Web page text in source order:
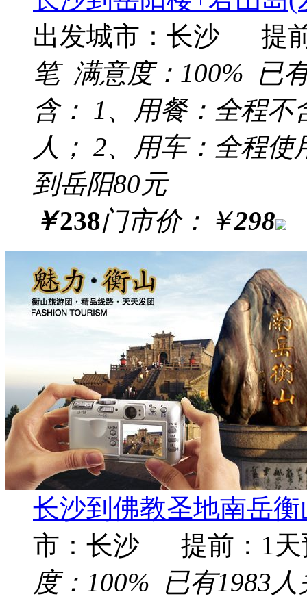
出发城市：长沙 提
笔 满意度： 100% 已
含： 1、用餐：全程
人； 2、用车：全程
到岳阳80元
￥238门市价： ￥298
长沙到佛教圣地南岳
市：长沙 提前： 1
度： 100% 已有1983